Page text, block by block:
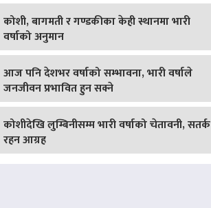
कोशी, बागमती र गण्डकीका केही स्थानमा भारी
वर्षाको अनुमान
आज पनि देशभर वर्षाको सम्भावना, भारी वर्षाले
जनजीवन प्रभावित हुन सक्ने
कोशीदेखि लुम्बिनीसम्म भारी वर्षाको चेतावनी, सतर्क
रहन आग्रह